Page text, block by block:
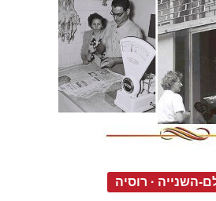
השנייה · רוסיה